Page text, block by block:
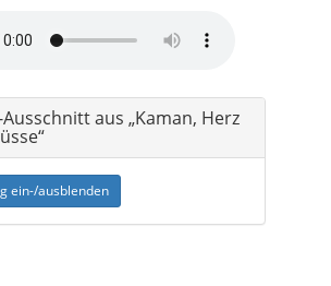
aus „Kaman, Herz
ein-/ausblenden